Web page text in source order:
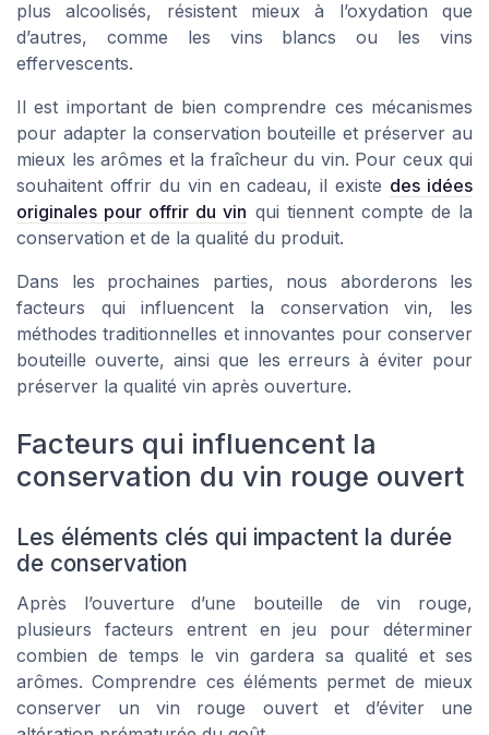
plus alcoolisés, résistent mieux à l’oxydation que
d’autres, comme les vins blancs ou les vins
effervescents.
Il est important de bien comprendre ces mécanismes
pour adapter la conservation bouteille et préserver au
mieux les arômes et la fraîcheur du vin. Pour ceux qui
souhaitent offrir du vin en cadeau, il existe des idées
originales pour offrir du vin qui tiennent compte de la
conservation et de la qualité du produit.
Dans les prochaines parties, nous aborderons les
facteurs qui influencent la conservation vin, les
méthodes traditionnelles et innovantes pour conserver
bouteille ouverte, ainsi que les erreurs à éviter pour
préserver la qualité vin après ouverture.
Facteurs qui influencent la
conservation du vin rouge ouvert
Les éléments clés qui impactent la durée
de conservation
Après l’ouverture d’une bouteille de vin rouge,
plusieurs facteurs entrent en jeu pour déterminer
combien de temps le vin gardera sa qualité et ses
arômes. Comprendre ces éléments permet de mieux
conserver un vin rouge ouvert et d’éviter une